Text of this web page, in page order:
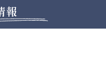
報